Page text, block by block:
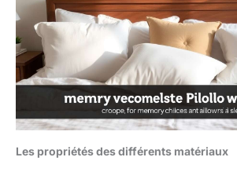
Les propriétés des différents matériaux